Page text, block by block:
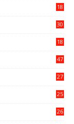
18
30
18
47
27
25
26